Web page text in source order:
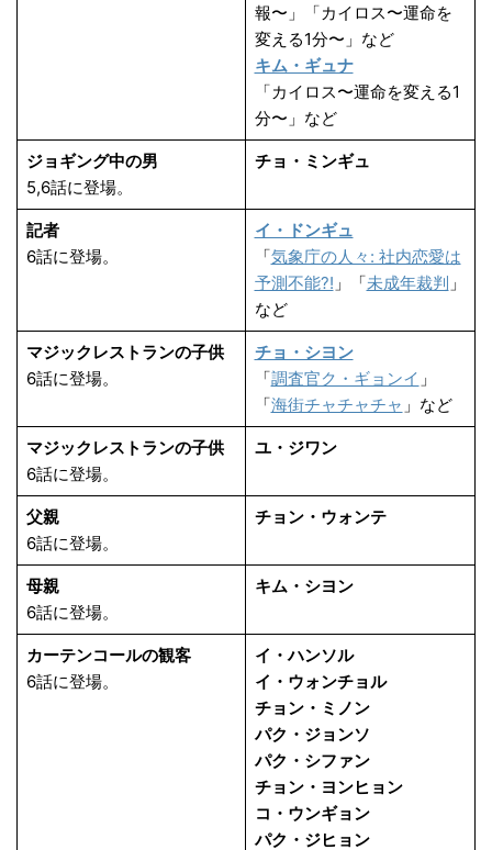
報〜」「カイロス〜運命を
変える1分〜」など
キム・ギュナ
「カイロス〜運命を変える1
分〜」など
ジョギング中の男
5,6話に登場。
チョ・ミンギュ
記者
6話に登場。
イ・ドンギュ
「気象庁の人々: 社内恋愛は
予測不能?! 」「未成年裁判 」
など
マジックレストランの子供
6話に登場。
チョ・シヨン
「調査官ク・ギョンイ 」
「海街チャチャチャ 」など
マジックレストランの子供
6話に登場。
ユ・ジワン
父親
6話に登場。
チョン・ウォンテ
母親
6話に登場。
キム・シヨン
カーテンコールの観客
6話に登場。
イ・ハンソル
イ・ウォンチョル
チョン・ミノン
パク・ジョンソ
パク・シファン
チョン・ヨンヒョン
コ・ウンギョン
パク・ジヒョン